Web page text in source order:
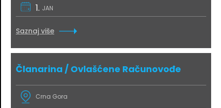
1. JAN
Saznaj više
Članarina / Ovlašćene Računovođe
Crna Gora